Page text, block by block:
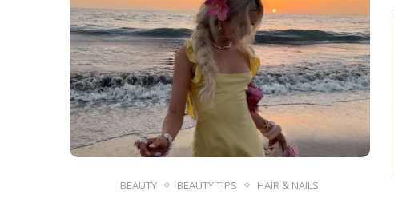
BEAUTY BEAUTY TIPS HAIR & NAILS